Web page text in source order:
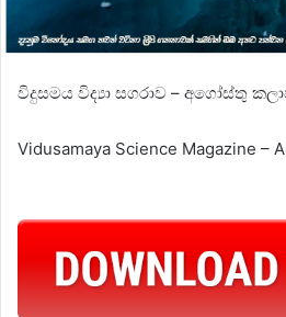
විදුසමය විද්‍යා සගරාව – අගෝස්තු
Vidusamaya Science Magazine –